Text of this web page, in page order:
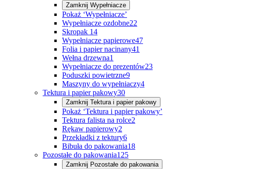
Zamknij Wypełniacze
Pokaż ‘Wypełniacze’
Wypełniacze ozdobne22
Skropak 14
Wypełniacze papierowe47
Folia i papier nacinany41
Wełna drzewna1
Wypełniacze do prezentów23
Poduszki powietrzne9
Maszyny do wypełniaczy4
Tektura i papier pakowy30
Zamknij Tektura i papier pakowy
Pokaż ‘Tektura i papier pakowy’
Tektura falista na rolce2
Rękaw papierowy2
Przekładki z tektury6
Bibuła do pakowania18
Pozostałe do pakowania125
Zamknij Pozostałe do pakowania